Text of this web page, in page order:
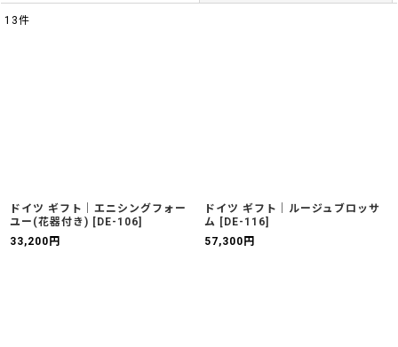
13件
ドイツ ギフト｜エニシングフォー
ユー(花器付き) [ DE-106]
33,200 円
ドイツ ギフト｜ルージュブロッサ
ム [ DE-116]
57,300 円